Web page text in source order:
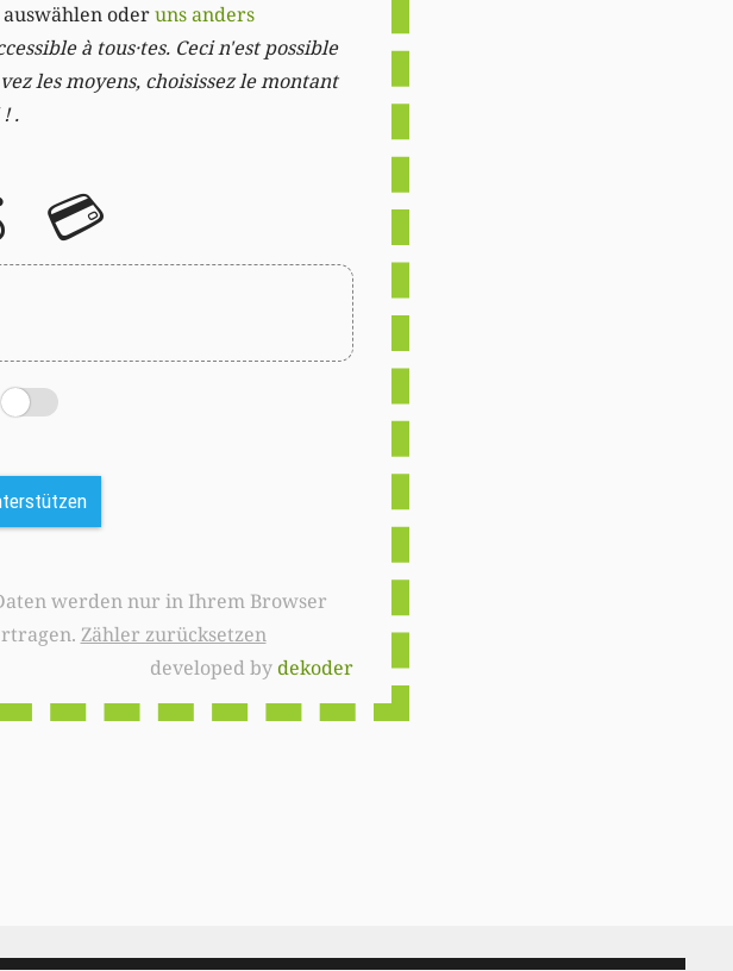
oderuns anders
à tous·tes. Ceci n'est possible
les moyens, choisissez le montant
.
💳
Zähler zurücksetzen
developed bydekoder